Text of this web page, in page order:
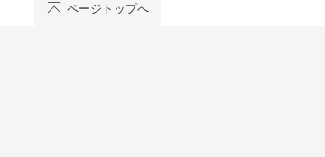
ページトップへ